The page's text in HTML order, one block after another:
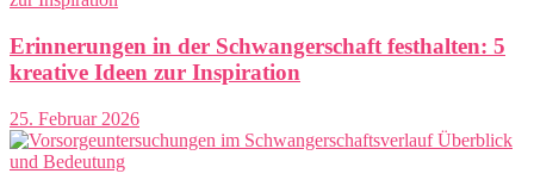
Erinnerungen in der Schwangerschaft festhalten: 5
kreative Ideen zur Inspiration
25. Februar 2026